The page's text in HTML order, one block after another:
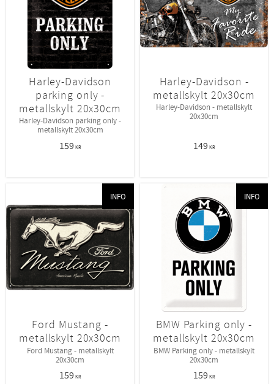
Harley-Davidson
parking only -
metallskylt 20x30cm
Harley-Davidson parking only -
metallskylt 20x30cm
159KR
Harley-Davidson -
metallskylt 20x30cm
Harley-Davidson - metallskylt
20x30cm
149KR
Ford Mustang -
metallskylt 20x30cm
Ford Mustang - metallskylt
20x30cm
159KR
INFO
BMW Parking only -
metallskylt 20x30cm
BMW Parking only - metallskylt
20x30cm
159KR
INFO